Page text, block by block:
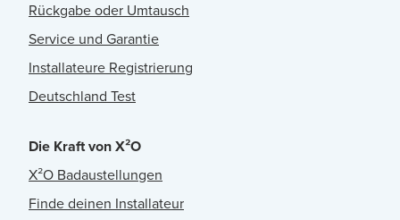
Rückgabe oder Umtausch
Service und Garantie
Installateure Registrierung
Deutschland Test
Die Kraft von X²O
X²O Badaustellungen
Finde deinen Installateur